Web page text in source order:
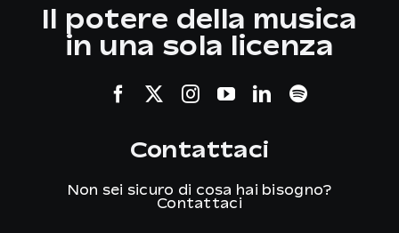
Il potere della musica
in una sola licenza
Contattaci
Non sei sicuro di cosa hai bisogno?
Contattaci